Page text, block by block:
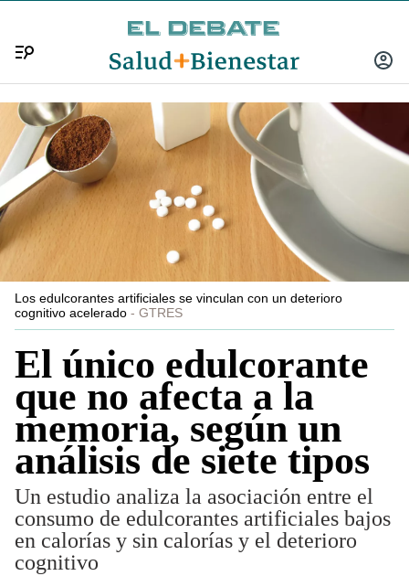
INICIAR
Los edulcorantes artificiales se vinculan con un deterioro
cognitivo acelerado
GTRES
El único edulcorante
que no afecta a la
memoria, según un
análisis de siete tipos
Un estudio analiza la asociación entre el
consumo de edulcorantes artificiales bajos
en calorías y sin calorías y el deterioro
cognitivo